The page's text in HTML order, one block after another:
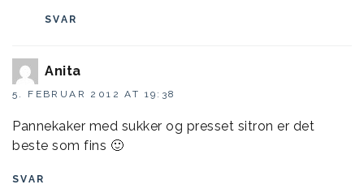
SVAR
Anita
5. FEBRUAR 2012 AT 19:38
Pannekaker med sukker og presset sitron er det
beste som fins 🙂
SVAR